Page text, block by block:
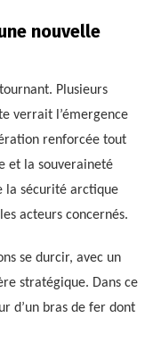
nouvelle
Plusieurs
verrait l’émergence
renforcée tout
et la souveraineté
la sécurité arctique
acteurs concernés.
se durcir, avec un
stratégique. Dans ce
d’un bras de fer dont